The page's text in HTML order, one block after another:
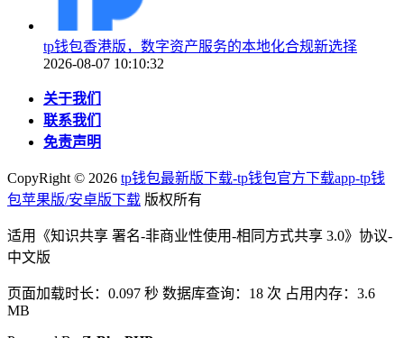
tp钱包香港版，数字资产服务的本地化合规新选择
2026-08-07 10:10:32
关于我们
联系我们
免责声明
CopyRight © 2026 tp钱包最新版下载-tp钱包官方下载app-tp钱
包苹果版/安卓版下载 版权所有
适用《知识共享 署名-非商业性使用-相同方式共享 3.0》协议-
中文版
页面加载时长：0.097 秒 数据库查询：18 次 占用内存：3.6
MB